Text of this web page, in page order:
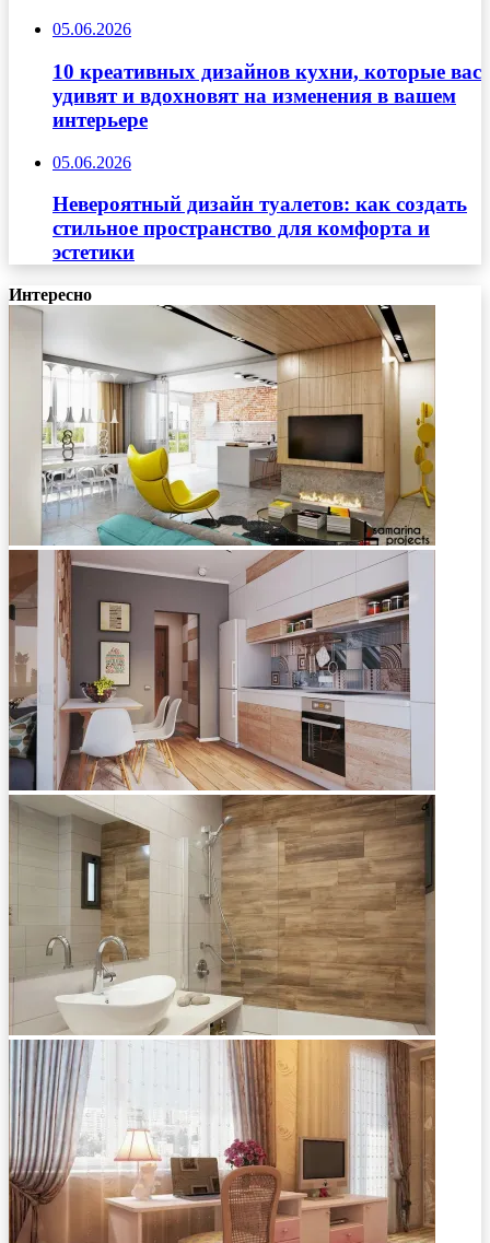
05.06.2026
10 креативных дизайнов кухни, которые вас
удивят и вдохновят на изменения в вашем
интерьере
05.06.2026
Невероятный дизайн туалетов: как создать
стильное пространство для комфорта и
эстетики
Интересно